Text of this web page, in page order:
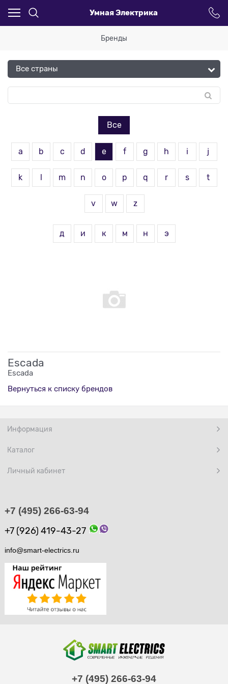
Умная Электрика
Бренды
Все
a b c d e f g h i j
k m n o p q r s t
v w z
д и к м н э
Escada
Escada
Вернуться к списку брендов
Информация
Каталог
Личный кабинет
+7 (495) 266-63-94
+7 (926) 419-43-27
info@smart-electrics.ru
+7 (495) 266-63-94